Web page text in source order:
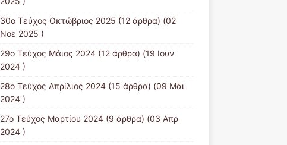
30ο Τεύχος Οκτώβριος 2025 (12 άρθρα) (02
Νοε 2025 )
29ο Τεύχος Μάιος 2024(12 άρθρα) (19 Ιουν
2024 )
28ο Τεύχος Απρίλιος 2024(15 άρθρα) (09 Μάι
2024 )
27ο Τεύχος Μαρτίου 2024(9 άρθρα) (03 Απρ
2024 )